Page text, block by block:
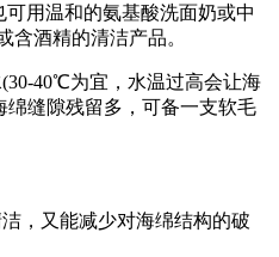
道 生活体育大会 体育江湖
生态环境 一带一路 央博
国保险 云顶对话 云起
用温和的氨基酸洗面奶或中
含酒精的清洁产品。
40℃为宜，水温过高会让海
缝隙残留多，可备一支软毛
，又能减少对海绵结构的破